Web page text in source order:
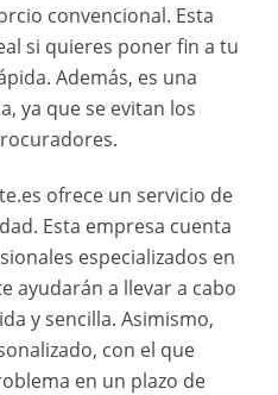
convencional. Esta
si quieres poner fin a tu
Además, es una
ya que se evitan los
ofrece un servicio de
Esta empresa cuenta
especializados en
ayudarán a llevar a cabo
y sencilla. Asimismo,
con el que
en un plazo de